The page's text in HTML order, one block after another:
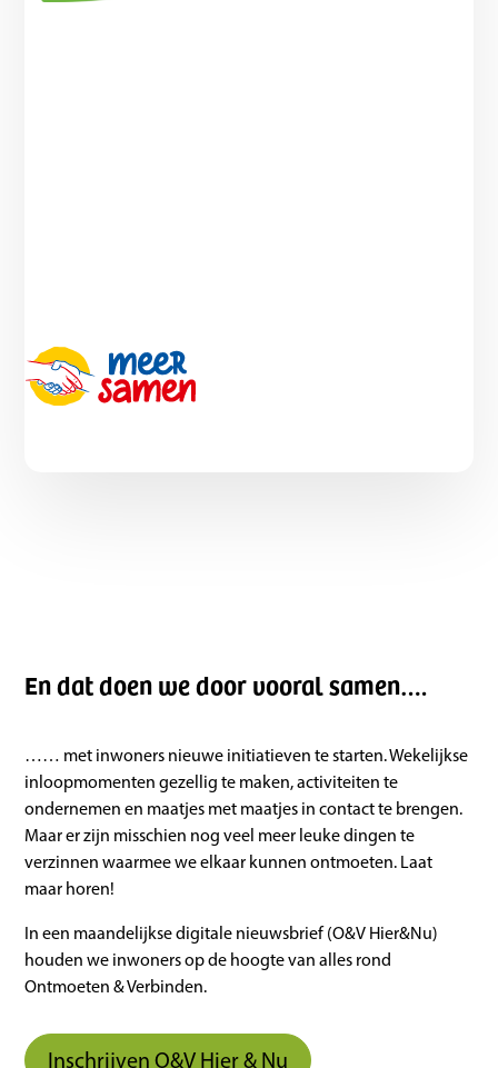
En dat doen we door vooral samen….
…… met inwoners nieuwe initiatieven te starten. Wekelijkse
inloopmomenten gezellig te maken, activiteiten te
ondernemen en maatjes met maatjes in contact te brengen.
Maar er zijn misschien nog veel meer leuke dingen te
verzinnen waarmee we elkaar kunnen ontmoeten. Laat
maar horen!
In een maandelijkse digitale nieuwsbrief (O&V Hier&Nu)
houden we inwoners op de hoogte van alles rond
Ontmoeten & Verbinden.
Inschrijven O&V Hier & Nu